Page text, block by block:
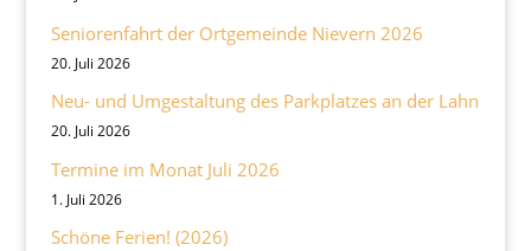
Seniorenfahrt der Ortgemeinde Nievern 2026
20. Juli 2026
Neu- und Umgestaltung des Parkplatzes an der Lahn
20. Juli 2026
Termine im Monat Juli 2026
1. Juli 2026
Schöne Ferien! (2026)